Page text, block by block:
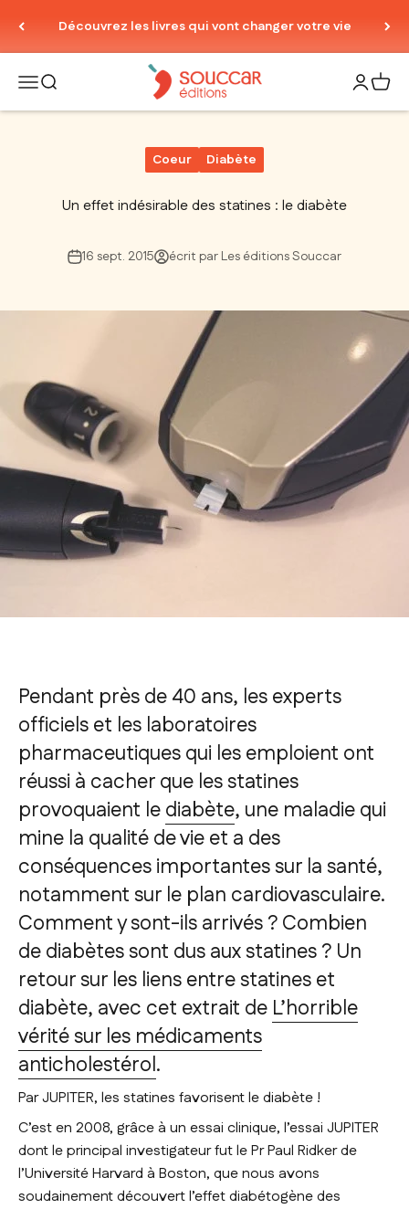
Découvrez les livres qui vont changer votre vie
Ouvrir la navigation
Ouvrir la rechercheThierry Souccar Editions Ouvrir
Voir
Coeur Diabète
Un effet indésirable des statines : le diabète
16 sept. 2015 écrit par Les éditions Souccar
Pendant près de 40 ans, les experts
officiels et les laboratoires
pharmaceutiques qui les emploient ont
réussi à cacher que les statines
provoquaient lediabète, une maladie qui
mine la qualité de vie et a des
conséquences importantes sur la santé,
notamment sur le plan cardiovasculaire.
Comment y sont-ils arrivés ? Combien
de diabètes sont dus aux statines ? Un
retour sur les liens entre statines et
diabète, avec cet extrait de L’horrible
vérité sur les médicaments
anticholestérol.
Par JUPITER, les statines favorisent le diabète !
C’est en 2008, grâce à un essai clinique, l’essai JUPITER
dont le principal investigateur fut le Pr Paul Ridker de
l’Université Harvard à Boston, que nous avons
soudainement découvert l’effet diabétogène des